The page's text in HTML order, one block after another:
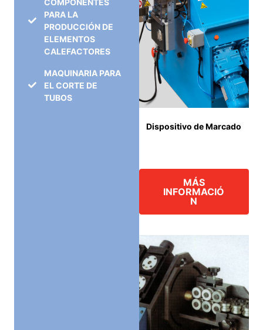
PARA LA
PRODUCCIÓN DE
ELEMENTOS
CALEFACTORES
MAQUINARIA PARA
EL CORTE DE
TUBOS
Dispositivo de Marcado
MÁS
INFORMACIÓ
N